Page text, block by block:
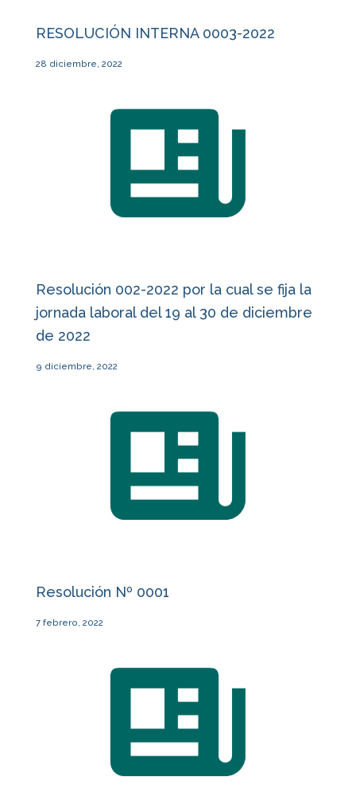
RESOLUCIÓN INTERNA 0003-2022
28 diciembre, 2022
Resolución 002-2022 por la cual se fija la
jornada laboral del 19 al 30 de diciembre
de 2022
9 diciembre, 2022
Resolución Nº 0001
7 febrero, 2022